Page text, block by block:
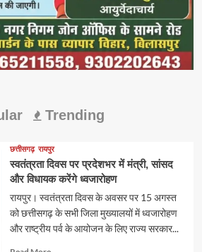
Trending
छत्तीसगढ़ रायपुर
स्वतंत्रता दिवस पर प्रदेशभर में मंत्री, सांसद
और विधायक करेंगे ध्वजारोहण
रायपुर। स्वतंत्रता दिवस के अवसर पर 15 अगस्त
को छत्तीसगढ़ के सभी जिला मुख्यालयों में ध्वजारोहण
और राष्ट्रीय पर्व के आयोजन के लिए राज्य सरकार...
Read